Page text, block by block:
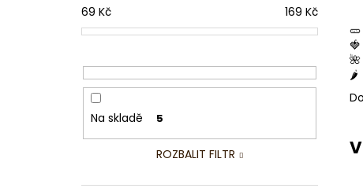
69 Kč 169 Kč
Na skladě 5
ROZBALIT FILTR
🥒
🍓
🌺
🌶